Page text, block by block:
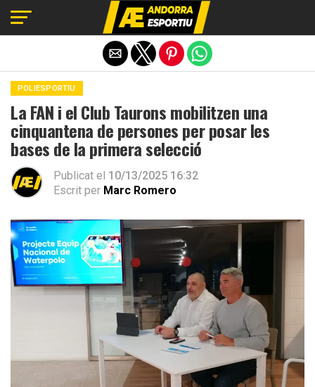
POLIESPORTIU
La FAN i el Club Taurons mobilitzen una
cinquantena de persones per posar les
bases de la primera selecció
Publicat el 10/13/2025 16:32
Escrit per Marc Romero
Exit mobile version